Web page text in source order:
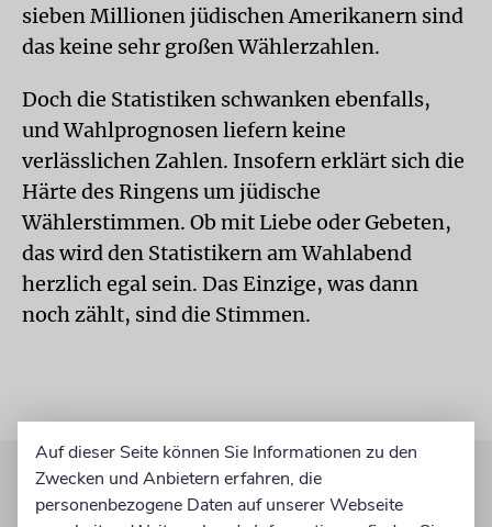
sieben Millionen jüdischen Amerikanern sind
das keine sehr großen Wählerzahlen.
Doch die Statistiken schwanken ebenfalls,
und Wahlprognosen liefern keine
verlässlichen Zahlen. Insofern erklärt sich die
Härte des Ringens um jüdische
Wählerstimmen. Ob mit Liebe oder Gebeten,
das wird den Statistikern am Wahlabend
herzlich egal sein. Das Einzige, was dann
noch zählt, sind die Stimmen.
Auf dieser Seite können Sie Informationen zu den
Zwecken und Anbietern erfahren, die
personenbezogene Daten auf unserer Webseite